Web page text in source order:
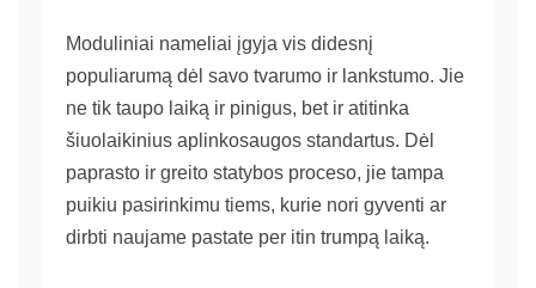
Moduliniai nameliai įgyja vis didesnį
populiarumą dėl savo tvarumo ir lankstumo. Jie
ne tik taupo laiką ir pinigus, bet ir atitinka
šiuolaikinius aplinkosaugos standartus. Dėl
paprasto ir greito statybos proceso, jie tampa
puikiu pasirinkimu tiems, kurie nori gyventi ar
dirbti naujame pastate per itin trumpą laiką.